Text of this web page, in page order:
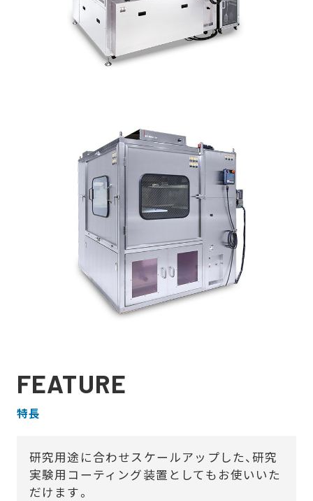
FEATURE
特長
研究用途に合わせスケールアップした、研究
実験用コーティング装置としてもお使いいた
だけます。